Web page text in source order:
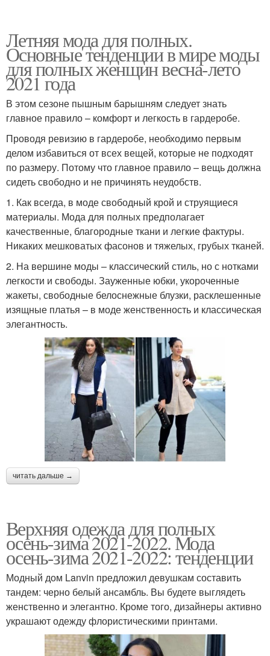
Летняя мода для полных.
Основные тенденции в мире моды
для полных женщин весна-лето
2021 года
В этом сезоне пышным барышням следует знать
главное правило – комфорт и легкость в гардеробе.
Проводя ревизию в гардеробе, необходимо первым
делом избавиться от всех вещей, которые не подходят
по размеру. Потому что главное правило – вещь должна
сидеть свободно и не причинять неудобств.
1. Как всегда, в моде свободный крой и струящиеся
материалы. Мода для полных предполагает
качественные, благородные ткани и легкие фактуры.
Никаких мешковатых фасонов и тяжелых, грубых тканей.
2. На вершине моды – классический стиль, но с нотками
легкости и свободы. Зауженные юбки, укороченные
жакеты, свободные белоснежные блузки, расклешенные
изящные платья – в моде женственность и классическая
элегантность.
читать дальше →
Верхняя одежда для полных
осень-зима 2021-2022. Мода
осень-зима 2021-2022: тенденции
Модный дом Lanvin предложил девушкам составить
тандем: черно белый ансамбль. Вы будете выглядеть
женственно и элегантно. Кроме того, дизайнеры активно
украшают одежду флористическими принтами.